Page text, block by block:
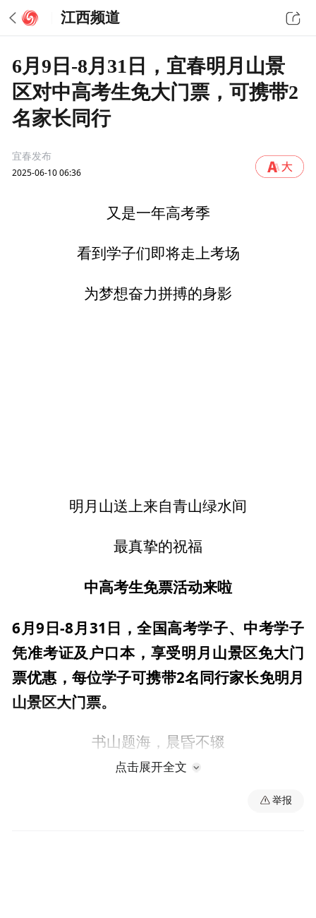
江西频道
6月9日-8月31日，宜春明月山景
区对中高考生免大门票，可携带2
名家长同行
宜春发布
2025-06-10 06:36
又是一年高考季
看到学子们即将走上考场
为梦想奋力拼搏的身影
明月山送上来自青山绿水间
最真挚的祝福
中高考生免票活动来啦
6月9日-8月31日，全国高考学子、中考学子
凭准考证及户口本，享受明月山景区免大门
票优惠，每位学子可携带2名同行家长免明月
山景区大门票。
书山题海，晨昏不辍
点击展开全文
举报